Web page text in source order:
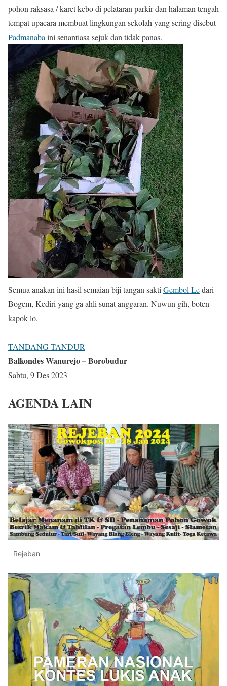
pohon raksasa / karet kebo di pelataran parkir dan halaman tengah
tempat upacara membuat lingkungan sekolah yang sering disebut
Padmanaba ini senantiasa sejuk dan tidak panas.
Semua anakan ini hasil semaian biji tangan sakti Gembol Ledari
Bogem, Kediri yang ga ahli sunat anggaran. Nuwun gih, boten
kapok lo.
TANDANG TANDUR
Balkondes Wanurejo – Borobudur
Sabtu, 9 Des 2023
AGENDA LAIN
Rejeban